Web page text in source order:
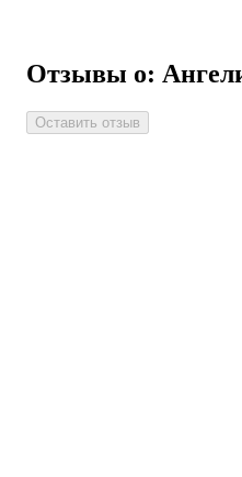
Отзывы о:
Оставить отзыв